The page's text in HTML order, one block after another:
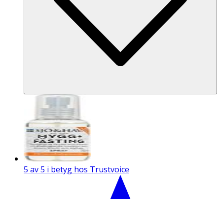
5 av 5 i betyg hos Trustvoice